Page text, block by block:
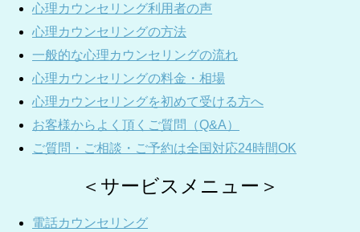
心理カウンセリング利用者の声
心理カウンセリングの方法
一般的な心理カウンセリングの流れ
心理カウンセリングの料金・相場
心理カウンセリングを初めて受ける方へ
お客様からよく頂くご質問（Q&A）
ご質問・ご相談・ご予約は全国対応24時間OK
＜サービスメニュー＞
電話カウンセリング